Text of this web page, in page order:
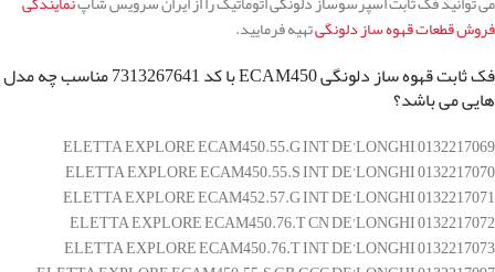
فروش قطعات قهوه ساز دلونگیتهیه فرمایید.
فک ثابت قهوه ساز دلونگی ECAM450 با کد 7313267641 مناسب چه مدل
هایی می باشد؟
0132217069 ELETTA EXPLORE ECAM450.55.G INT DE’LONGHI
0132217070 ELETTA EXPLORE ECAM450.55.S INT DE’LONGHI
0132217071 ELETTA EXPLORE ECAM452.57.G INT DE’LONGHI
0132217072 ELETTA EXPLORE ECAM450.76.T CN DE’LONGHI
0132217073 ELETTA EXPLORE ECAM450.76.T INT DE’LONGHI